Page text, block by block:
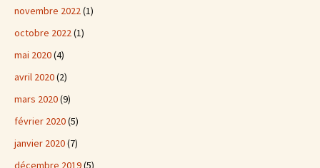
novembre 2022(1)
octobre 2022(1)
mai 2020(4)
avril 2020(2)
mars 2020(9)
février 2020(5)
janvier 2020(7)
décembre 2019(5)